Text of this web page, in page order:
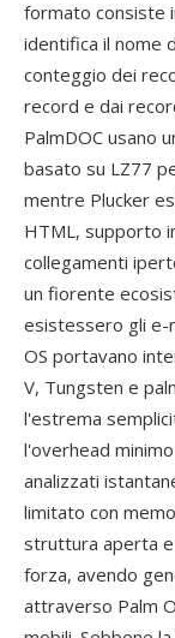
formato consiste
identifica il nome
conteggio dei
record e dai
PalmDOC usano
basato su LZ77
mentre Plucker
HTML, supporto
collegamenti
un fiorente
esistessero gli e-
OS portavano
V, Tungsten e
l'estrema
l'overhead
analizzati
limitato con
struttura aperta
forza, avendo
attraverso Palm